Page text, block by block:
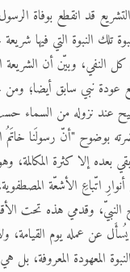
قد انقطع بوفاة
النبوة التي فيها شريعة
كل النفي، وبيّن أن
يمنع عودة نبي سابق أيضا؛
عند نزوله من
بوضوح "أنّ رسولَنا
إلا كثرة المكالمة،
اتّباعِ الأشعّة
وقدمي هذه تحت
عمله يوم القيامة،
المعهودة المعروفة، بل